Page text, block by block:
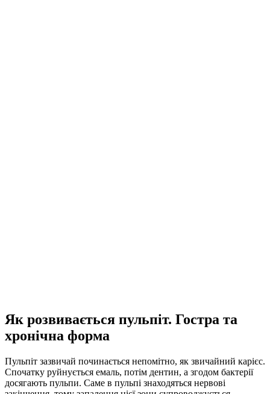
Як розвивається пульпіт. Гостра та
хронічна форма
Пульпіт зазвичай починається непомітно, як звичайний карієс.
Спочатку руйнується емаль, потім дентин, а згодом бактерії
досягають пульпи. Саме в пульпі знаходяться нервові